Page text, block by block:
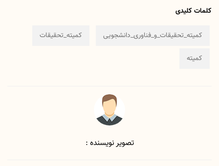
کلمات کلیدی
کمیته_تحقیقات_و_فناوری_دانشجویی کمیته_تحقیقات
کمیته
تصویر نویسنده :